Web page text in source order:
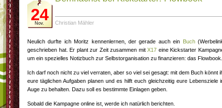
24
Nov. Christian Mähler
Neulich durfte ich Moritz kennenlernen, der gerade auch ein Buch
geschrieben hat. Er plant zur Zeit zusammen mitX17 eine Kickstarter
um ein spezielles Notizbuch zur Selbstorganisation zu finanzieren: das Flowbook.
Ich darf noch nicht zu viel verraten, aber so viel sei gesagt: mit dem Buch könnt
eure täglichen Aufgaben planen und es hilft euch gleichzeitig eure Lebensziele
Auge zu behalten. Dazu soll es bestimmte Einlagen geben.
Sobald die Kampagne online ist, werde ich natürlich berichten.